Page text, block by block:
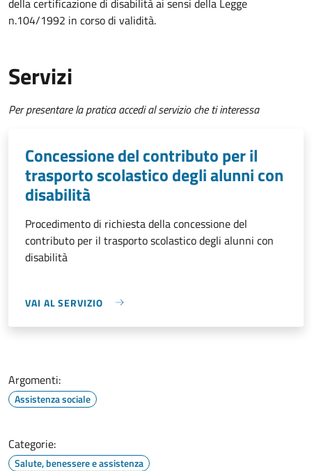
n.104/1992 in corso di validità.
Servizi
Per presentare la pratica accedi al servizio che ti interessa
Concessione del contributo per il
trasporto scolastico degli alunni con
disabilità
Procedimento di richiesta della concessione del
contributo per il trasporto scolastico degli alunni con
disabilità
VAI AL SERVIZIO
Argomenti:
Assistenza sociale
Categorie:
Salute, benessere e assistenza